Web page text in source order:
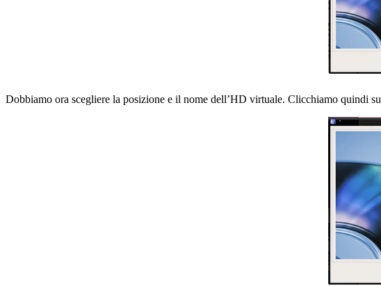
Dobbiamo ora scegliere la posizione e il nome dell’HD virtuale. Clicchiamo quindi su